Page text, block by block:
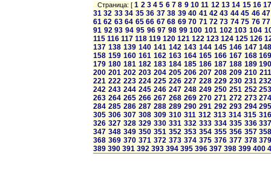
Страница: [1 2 3 4 5 6 7 8 9 10 11 12 13 14 15 16
31 32 33 34 35 36 37 38 39 40 41 42 43 44 45 46 47
61 62 63 64 65 66 67 68 69 70 71 72 73 74 75 76 77
91 92 93 94 95 96 97 98 99 100 101 102 103 104
115 116 117 118 119 120 121 122 123 124 125 126
137 138 139 140 141 142 143 144 145 146 147
158 159 160 161 162 163 164 165 166 167 168
179 180 181 182 183 184 185 186 187 188 189
200 201 202 203 204 205 206 207 208 209 210 211
221 222 223 224 225 226 227 228 229 230 231
242 243 244 245 246 247 248 249 250 251 252
263 264 265 266 267 268 269 270 271 272 273
284 285 286 287 288 289 290 291 292 293 294
305 306 307 308 309 310 311 312 313 314 315 316
326 327 328 329 330 331 332 333 334 335 336
347 348 349 350 351 352 353 354 355 356 357
368 369 370 371 372 373 374 375 376 377 378
389 390 391 392 393 394 395 396 397 398 399 400